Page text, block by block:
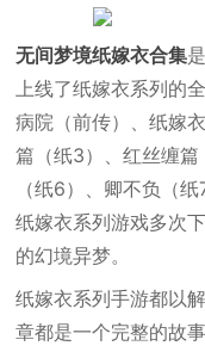
无间梦境纸嫁衣合集
上线了纸嫁衣系列的
病院（前传）、纸嫁
篇（纸3）、红丝缠
（纸6）、卿不负（
纸嫁衣系列游戏多次
的幻境异梦。
纸嫁衣系列手游都以
章都是一个完整的故